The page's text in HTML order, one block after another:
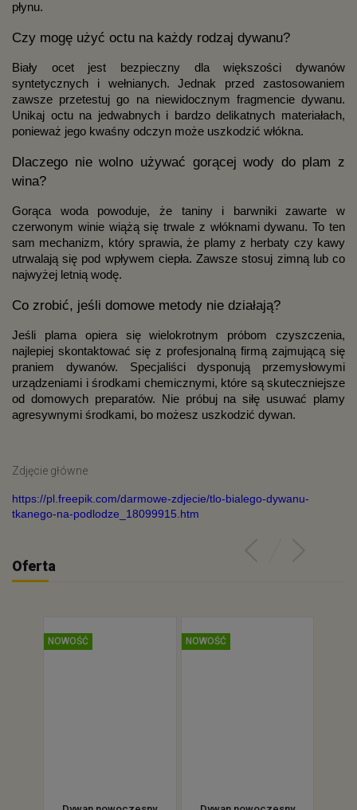
płynu.
Czy mogę użyć octu na każdy rodzaj dywanu?
Biały ocet jest bezpieczny dla większości dywanów
syntetycznych i wełnianych. Jednak przed zastosowaniem
zawsze przetestuj go na niewidocznym fragmencie dywanu.
Unikaj octu na jedwabnych i bardzo delikatnych materiałach,
ponieważ jego kwaśny odczyn może uszkodzić włókna.
Dlaczego nie wolno używać gorącej wody do plam z
wina?
Gorąca woda powoduje, że taniny i barwniki zawarte w
czerwonym winie wiążą się trwale z włóknami dywanu. To ten
sam mechanizm, który sprawia, że plamy z herbaty czy kawy
utrwalają się pod wpływem ciepła. Zawsze stosuj zimną lub co
najwyżej letnią wodę.
Co zrobić, jeśli domowe metody nie działają?
Jeśli plama opiera się wielokrotnym próbom czyszczenia,
najlepiej skontaktować się z profesjonalną firmą zajmującą się
praniem dywanów. Specjaliści dysponują przemysłowymi
urządzeniami i środkami chemicznymi, które są skuteczniejsze
od domowych preparatów. Nie próbuj na siłę usuwać plamy
agresywnymi środkami, bo możesz uszkodzić dywan.
Zdjęcie główne
https://pl.freepik.com/darmowe-zdjecie/tlo-bialego-dywanu-
tkanego-na-podlodze_18099915.htm
Oferta
NOWOŚĆ NOWOŚĆ